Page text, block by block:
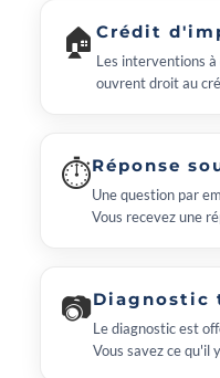
🏠 Crédit
Les interventions
ouvrent droit au
⏱Réponse
Une question par
Vous recevez une
📷Diagnostic
Le diagnostic est
Vous savez ce qu'il